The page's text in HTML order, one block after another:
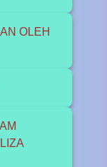
OLEH